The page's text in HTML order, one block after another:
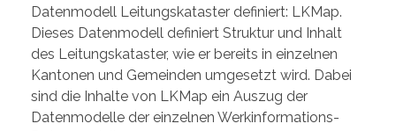
Datenmodell Leitungskataster definiert: LKMap.
Dieses Datenmodell definiert Struktur und Inhalt
des Leitungskataster, wie er bereits in einzelnen
Kantonen und Gemeinden umgesetzt wird. Dabei
sind die Inhalte von LKMap ein Auszug der
Datenmodelle der einzelnen Werkinformations-